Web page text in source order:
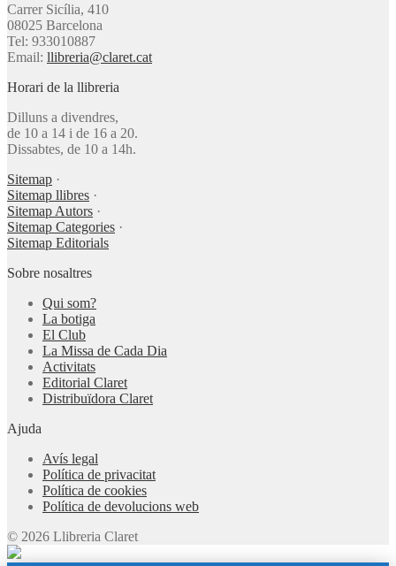
Carrer Sicília, 410
08025 Barcelona
Tel: 933010887
Email: llibreria@claret.cat
Horari de la llibreria
Dilluns a divendres,
de 10 a 14 i de 16 a 20.
Dissabtes, de 10 a 14h.
Sitemap ·
Sitemap llibres ·
Sitemap Autors ·
Sitemap Categories ·
Sitemap Editorials
Sobre nosaltres
Qui som?
La botiga
El Club
La Missa de Cada Dia
Activitats
Editorial Claret
Distribuïdora Claret
Ajuda
Avís legal
Política de privacitat
Política de cookies
Política de devolucions web
© 2026 Llibreria Claret